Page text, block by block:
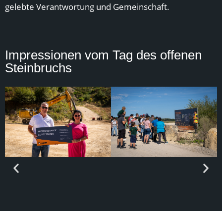
gelebte Verantwortung und Gemeinschaft.
Impressionen vom Tag des offenen
Steinbruchs